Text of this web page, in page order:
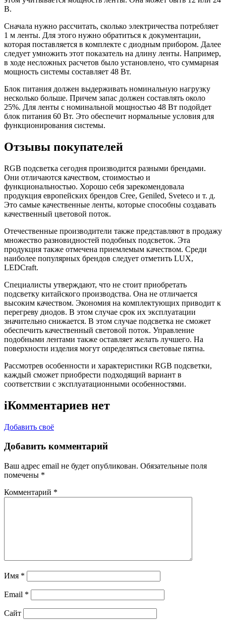
В.
Сначала нужно рассчитать, сколько электричества потребляет
1 м ленты. Для этого нужно обратиться к документации,
которая поставляется в комплекте с диодным прибором. Далее
следует умножить этот показатель на длину ленты. Например,
в ходе несложных расчетов было установлено, что суммарная
мощность системы составляет 48 Вт.
Блок питания должен выдерживать номинальную нагрузку
несколько больше. Причем запас должен составлять около
25%. Для ленты с номинальной мощностью 48 Вт подойдет
блок питания 60 Вт. Это обеспечит нормальные условия для
функционирования системы.
Отзывы покупателей
RGB подсветка сегодня производится разными брендами.
Они отличаются качеством, стоимостью и
функциональностью. Хорошо себя зарекомендовала
продукция европейских брендов Cree, Geniled, Sveteco и т. д.
Это самые качественные ленты, которые способны создавать
качественный цветовой поток.
Отечественные производители также представляют в продажу
множество разновидностей подобных подсветок. Эта
продукция также отмечена приемлемым качеством. Среди
наиболее популярных брендов следует отметить LUX,
LEDCraft.
Специалисты утверждают, что не стоит приобретать
подсветку китайского производства. Она не отличается
высоким качеством. Экономия на комплектующих приводит к
перегреву диодов. В этом случае срок их эксплуатации
значительно снижается. В этом случае подсветка не сможет
обеспечить качественный световой поток. Управление
подобными лентами также оставляет желать лучшего. На
поверхности изделия могут определяться световые пятна.
Рассмотрев особенности и характеристики RGB подсветки,
каждый сможет приобрести подходящий вариант в
соответствии с эксплуатационными особенностями.
iКомментариев нет
Добавить своё
Добавить комментарий
Ваш адрес email не будет опубликован. Обязательные поля
помечены *
Комментарий *
Имя *
Email *
Сайт